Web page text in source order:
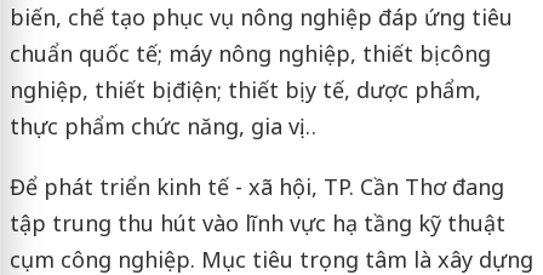
biến, chế tạo phục vụ nông nghiệp đáp ứng tiêu
chuẩn quốc tế; máy nông nghiệp, thiết bị công
nghiệp, thiết bị điện; thiết bị y tế, dược phẩm,
thực phẩm chức năng, gia vị…
Để phát triển kinh tế - xã hội, TP. Cần Thơ đang
tập trung thu hút vào lĩnh vực hạ tầng kỹ thuật
cụm công nghiệp. Mục tiêu trọng tâm là xây dựng